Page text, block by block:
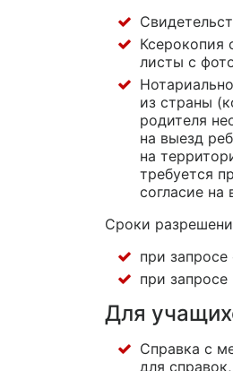
Ксерокопия
листы с
из страны
родителя
на выезд
на
требуется
согласие на
Cроки
при
при
Для
Справка с
для